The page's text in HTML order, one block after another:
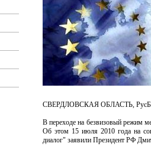
СВЕРДЛОВСКАЯ ОБЛАСТЬ,
В переходе на безвизовый режим
Об этом 15 июля 2010 года на
диалог" заявили Президент РФ